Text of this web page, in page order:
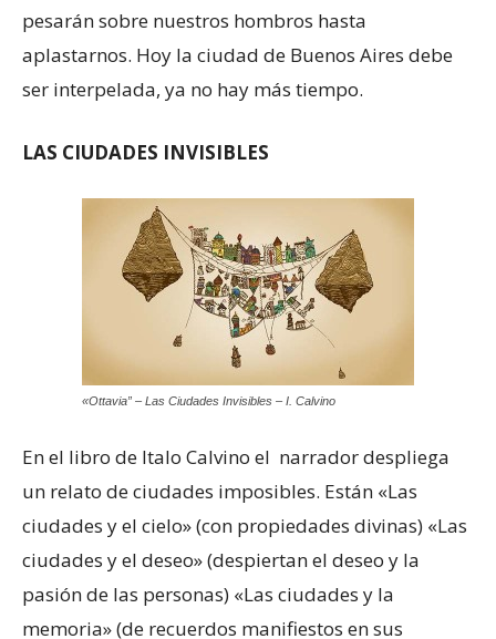
pesarán sobre nuestros hombros hasta
aplastarnos. Hoy la ciudad de Buenos Aires debe
ser interpelada, ya no hay más tiempo.
LAS CIUDADES INVISIBLES
«Ottavia” – Las Ciudades Invisibles – I. Calvino
En el libro de Italo Calvino el narrador despliega
un relato de ciudades imposibles. Están «Las
ciudades y el cielo» (con propiedades divinas) «Las
ciudades y el deseo» (despiertan el deseo y la
pasión de las personas) «Las ciudades y la
memoria» (de recuerdos manifiestos en sus